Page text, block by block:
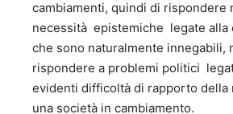
cambiamenti, quindi di rispondere
necessità epistemiche legate alla
che sono naturalmente innegabili,
rispondere a problemi politici
evidenti difficoltà di rapporto della
una società in cambiamento.